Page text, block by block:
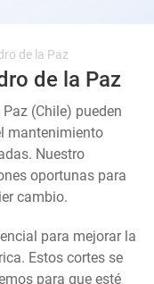
de la Paz
de la Paz
(Chile) pueden
mantenimiento
Nuestro
oportunas para
cambio.
para mejorar la
Estos cortes se
para que esté